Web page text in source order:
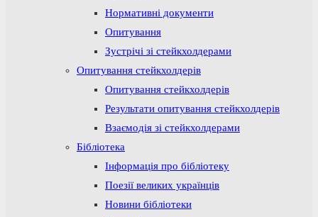
Нормативні документи
Опитування
Зустрічі зі стейкхолдерами
Опитування стейкхолдерів
Опитування стейкхолдерів
Результати опитування стейкхолдерів
Взаємодія зі стейкхолдерами
Бібліотека
Інформація про бібліотеку
Поезії великих українців
Новини бібліотеки